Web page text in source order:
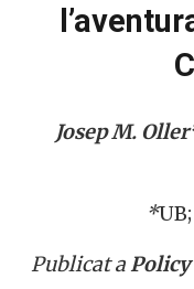
Josep M.
*
Publicat a